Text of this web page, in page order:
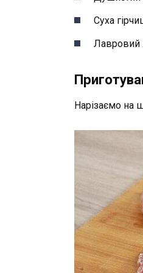
Суха
Лавровий
Нарізаємо на